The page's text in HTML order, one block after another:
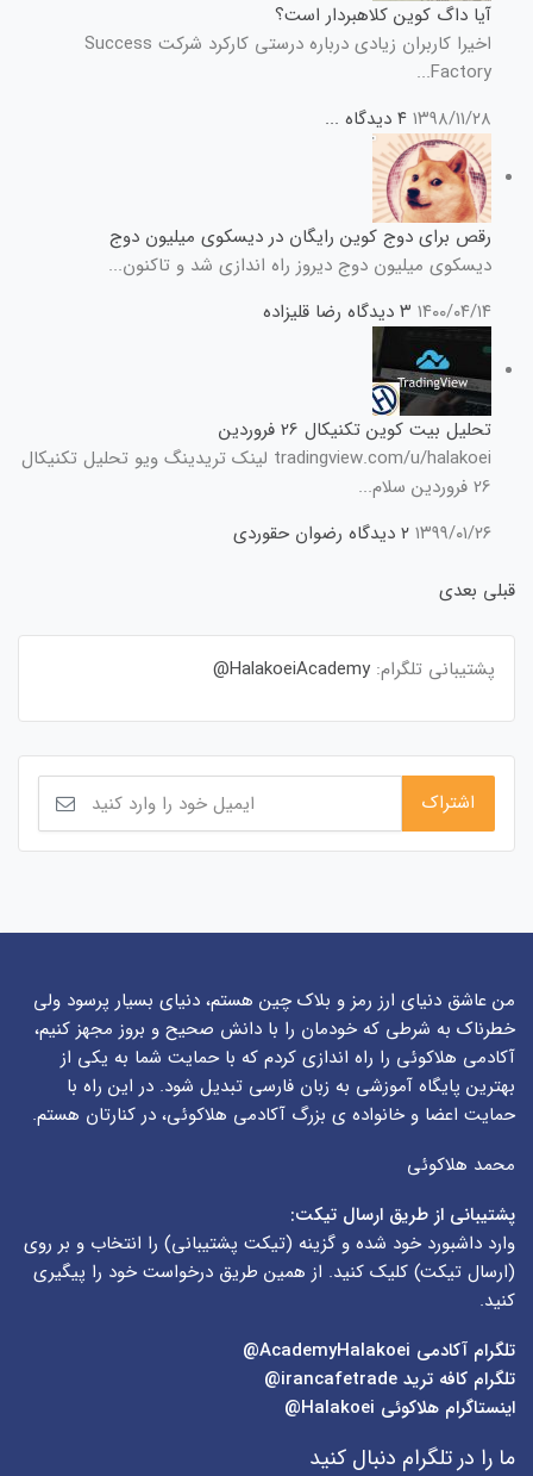
آیا داگ کوین کلاهبردار است؟
اخیرا کاربران زیادی درباره درستی کارکرد شرکت Success
Factory...
۱۳۹۸/۱۱/۲۸ ۴ دیدگاه ...
رقص برای دوج کوین رایگان در دیسکوی میلیون دوج
دیسکوی میلیون دوج دیروز راه اندازی شد و تاکنون...
۱۴۰۰/۰۴/۱۴ ۳ دیدگاه رضا قلیزاده
تحلیل بیت کوین تکنیکال 26 فروردین
tradingview.com/u/halakoei لینک تریدینگ ویو تحلیل تکنیکال
26 فروردین سلام...
۱۳۹۹/۰۱/۲۶ ۲ دیدگاه
رضوان حقوردی
قبلی بعدی
پشتیبانی تلگرام: HalakoeiAcademy@
من عاشق دنیای ارز رمز و بلاک چین هستم، دنیای بسیار پرسود ولی
خطرناک به شرطی که خودمان را با دانش صحیح و بروز مجهز کنیم،
آکادمی هلاکوئی را راه اندازی کردم که با حمایت شما به یکی از
بهترین پایگاه آموزشی به زبان فارسی تبدیل شود. در این راه با
حمایت اعضا و خانواده ی بزرگ آکادمی هلاکوئی، در کنارتان هستم.
محمد هلاکوئی
پشتیبانی از طریق ارسال تیکت:
وارد داشبورد خود شده و گزینه (تیکت پشتیبانی) را انتخاب و بر روی
(ارسال تیکت) کلیک کنید. از همین طریق درخواست خود را پیگیری
کنید.
تلگرام آکادمی
تلگرام کافه ترید irancafetrade@
اینستاگرام هلاکوئی Halakoei@
ما را در تلگرام دنبال کنید